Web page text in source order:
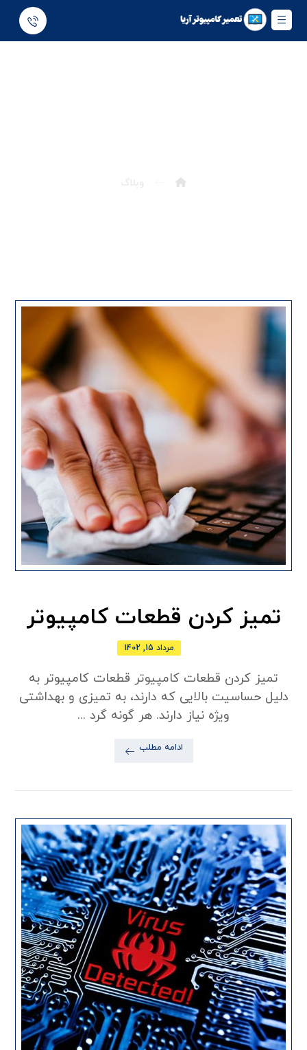
تمیز کردن قطعات کامپیوتر
مرداد 15, 1402
تمیز کردن قطعات کامپیوتر قطعات کامپیوتر به
دلیل حساسیت بالایی که دارند، به تمیزی و بهداشتی
ویژه نیاز دارند. هر گونه گرد ...
ادامه مطلب